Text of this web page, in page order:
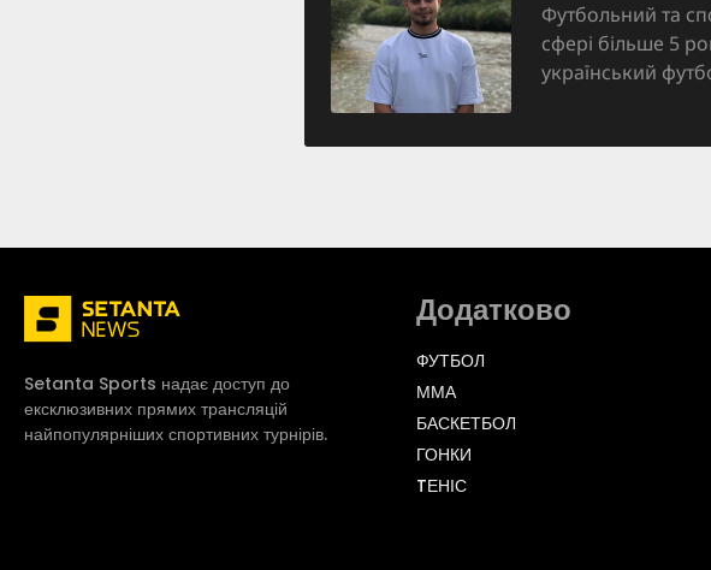
Футбольний та
сфері більше 5
український
Setanta Sports надає доступ до
ексклюзивних прямих трансляцій
найпопулярніших спортивних турнірів.
Додатково
ФУТБОЛ
ММА
БАСКЕТБОЛ
ГОНКИ
TЕНІС